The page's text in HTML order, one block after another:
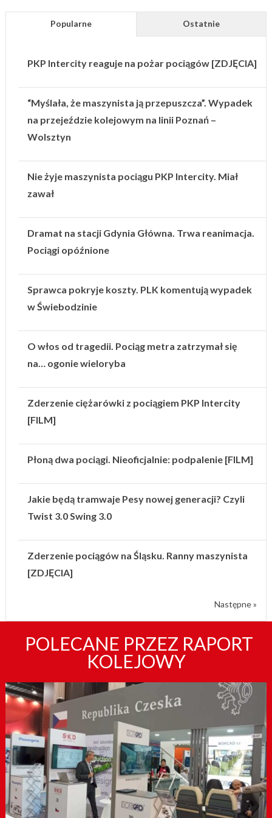
Popularne Ostatnie
PKP Intercity reaguje na pożar pociągów [ZDJĘCIA]
“Myślała, że maszynista ją przepuszcza”. Wypadek
na przejeździe kolejowym na linii Poznań –
Wolsztyn
Nie żyje maszynista pociągu PKP Intercity. Miał
zawał
Dramat na stacji Gdynia Główna. Trwa reanimacja.
Pociągi opóźnione
Sprawca pokryje koszty. PLK komentują wypadek
w Świebodzinie
O włos od tragedii. Pociąg metra zatrzymał się
na… ogonie wieloryba
Zderzenie ciężarówki z pociągiem PKP Intercity
[FILM]
Płoną dwa pociągi. Nieoficjalnie: podpalenie [FILM]
Jakie będą tramwaje Pesy nowej generacji? Czyli
Twist 3.0 Swing 3.0
Zderzenie pociągów na Śląsku. Ranny maszynista
[ZDJĘCIA]
Następne »
POLECANE PRZEZ RAPORT
KOLEJOWY